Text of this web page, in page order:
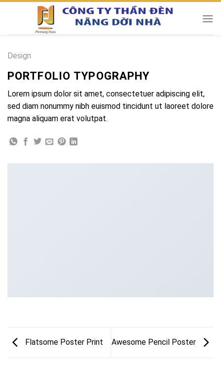
Chuyển
Design
PORTFOLIO TYPOGRAPHY
Lorem ipsum dolor sit amet, consectetuer adipiscing elit,
sed diam nonummy nibh euismod tincidunt ut laoreet dolore
magna aliquam erat volutpat.
Flatsome Poster Print Awesome Pencil Poster